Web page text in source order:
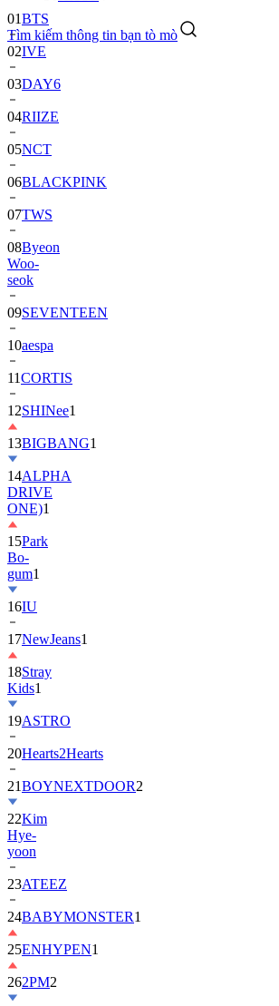
Tìm kiếm thông tin bạn tò mò
02IVE
03DAY6
04RIIZE
05NCT
06BLACKPINK
07TWS
08Byeon
Woo-
seok
09SEVENTEEN
10aespa
11CORTIS
12SHINee1
13BIGBANG
14ALPHA
DRIVE
ONE)1
15Park
Bo-
gum1
16IU
17NewJeans
18Stray
Kids
19ASTRO
20Hearts2Hearts
21BOYNEXTDOOR
22Kim
Hye-
yoon
23ATEEZ
24BABYMONSTER
25ENHYPEN1
262PM2
27ILLIT